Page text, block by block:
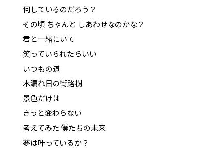
何しているのだろう？
その頃 ちゃんと しあわせなのかな？
君と一緒にいて
笑っていられたらいい
いつもの道
木漏れ日の街路樹
景色だけは
きっと変わらない
考えてみた 僕たちの未来
夢は叶っているか？